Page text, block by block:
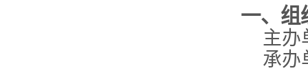
一、组
主办
承办